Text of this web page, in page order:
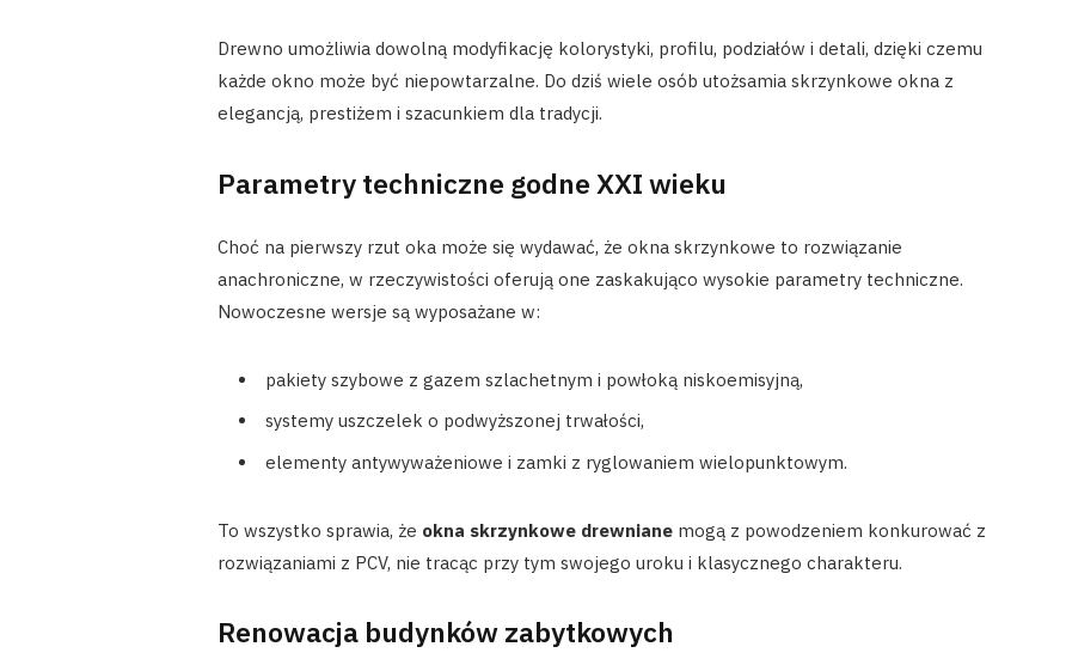
Drewno umożliwia dowolną modyfikację kolorystyki, profilu, podziałów i detali, dzięki czemu
każde okno może być niepowtarzalne. Do dziś wiele osób utożsamia skrzynkowe okna z
elegancją, prestiżem i szacunkiem dla tradycji.
Parametry techniczne godne XXI wieku
Choć na pierwszy rzut oka może się wydawać, że okna skrzynkowe to rozwiązanie
anachroniczne, w rzeczywistości oferują one zaskakująco wysokie parametry techniczne.
Nowoczesne wersje są wyposażane w:
pakiety szybowe z gazem szlachetnym i powłoką niskoemisyjną,
systemy uszczelek o podwyższonej trwałości,
elementy antywyważeniowe i zamki z ryglowaniem wielopunktowym.
To wszystko sprawia, że okna skrzynkowe drewnianemogą z powodzeniem konkurować z
rozwiązaniami z PCV, nie tracąc przy tym swojego uroku i klasycznego charakteru.
Renowacja budynków zabytkowych